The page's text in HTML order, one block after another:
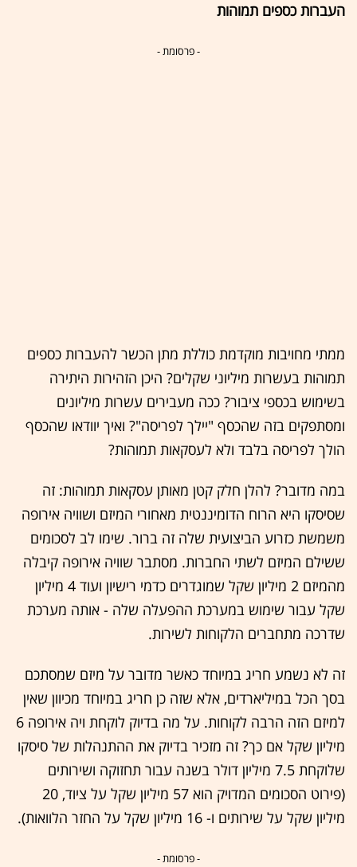
העברות כספים תמוהות
- פרסומת -
ממתי מחויבות מוקדמת כוללת מתן הכשר להעברות כספים
תמוהות בעשרות מיליוני שקלים? היכן הזהירות היתירה
בשימוש בכספי ציבור? ככה מעבירים עשרות מיליונים
ומסתפקים בזה שהכסף "יילך לפריסה"? ואיך יוודאו שהכסף
הולך לפריסה בלבד ולא לעסקאות תמוהות?
במה מדובר? להלן חלק קטן מאותן עסקאות תמוהות: זה
שסיסקו היא הרוח הדומיננטית מאחורי המיזם ושוויה אירופה
משמשת כזרוע הביצועית שלה זה ברור. שימו לב לסכומים
ששילם המיזם לשתי החברות. מסתבר שוויה אירופה קיבלה
מהמיזם 2 מיליון שקל שמוגדרים כדמי רישיון ועוד 4 מיליון
שקל עבור שימוש במערכת ההפעלה שלה - אותה מערכת
שדרכה מתחברים הלקוחות לשירות.
זה לא נשמע חריג במיוחד כאשר מדובר על מיזם שמסתכם
בסך הכל במיליארדים, אלא שזה כן חריג במיוחד מכיוון שאין
למיזם הזה הרבה לקוחות. על מה בדיוק לוקחת ויה אירופה 6
מיליון שקל אם כך? זה מזכיר בדיוק את ההתנהלות של סיסקו
שלוקחת 7.5 מיליון דולר בשנה עבור תחזוקה ושירותים
(פירוט הסכומים המדויק הוא 57 מיליון שקל על ציוד, 20
מיליון שקל על שירותים ו- 16 מיליון שקל על החזר הלוואות).
- פרסומת -